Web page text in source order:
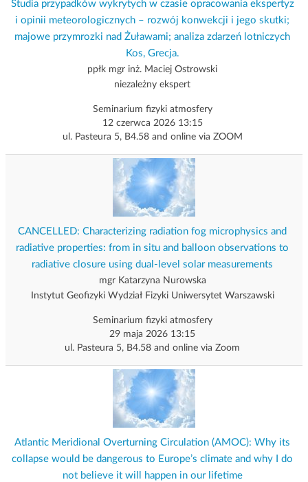
Studia przypadków wykrytych w czasie opracowania ekspertyz
i opinii meteorologicznych – rozwój konwekcji i jego skutki;
majowe przymrozki nad Żuławami; analiza zdarzeń lotniczych
Kos, Grecja.
ppłk mgr inż. Maciej Ostrowski
niezależny ekspert
Seminarium fizyki atmosfery
12 czerwca 2026 13:15
ul. Pasteura 5, B4.58 and online via ZOOM
CANCELLED: Characterizing radiation fog microphysics and
radiative properties: from in situ and balloon observations to
radiative closure using dual-level solar measurements
mgr Katarzyna Nurowska
Instytut Geofizyki Wydział Fizyki Uniwersytet Warszawski
Seminarium fizyki atmosfery
29 maja 2026 13:15
ul. Pasteura 5, B4.58 and online via Zoom
Atlantic Meridional Overturning Circulation (AMOC): Why its
collapse would be dangerous to Europe’s climate and why I do
not believe it will happen in our lifetime